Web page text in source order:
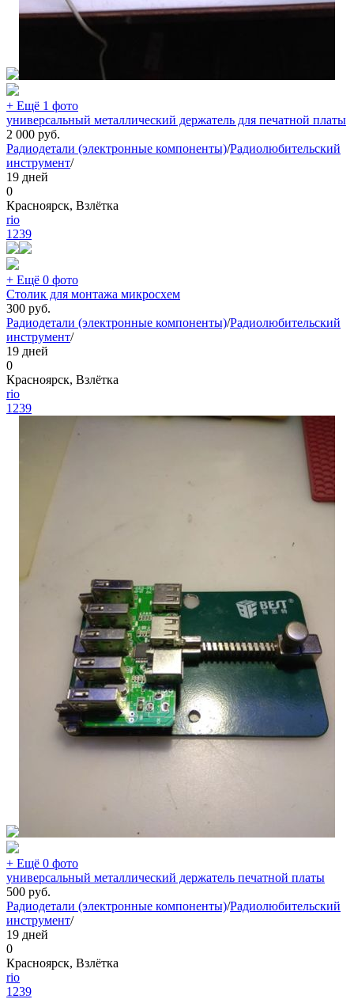
+ Ещё 1 фото
универсальный металлический держатель для печатной платы
2 000 руб.
Радиодетали (электронные компоненты)/Радиолюбительский
инструмент/
19 дней
0
Красноярск, Взлётка
rio
1239
+ Ещё 0 фото
Столик для монтажа микросхем
300 руб.
Радиодетали (электронные компоненты)/Радиолюбительский
инструмент/
19 дней
0
Красноярск, Взлётка
rio
1239
+ Ещё 0 фото
универсальный металлический держатель печатной платы
500 руб.
Радиодетали (электронные компоненты)/Радиолюбительский
инструмент/
19 дней
0
Красноярск, Взлётка
rio
1239